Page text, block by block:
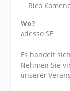
Rico
Wo?
adesso SE
Es handelt
Nehmen Sie
unserer